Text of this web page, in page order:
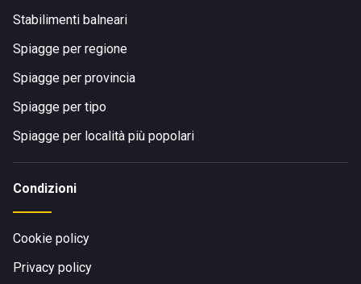
Stabilimenti balneari
Spiagge per regione
Spiagge per provincia
Spiagge per tipo
Spiagge per località più popolari
Condizioni
Cookie policy
Privacy policy